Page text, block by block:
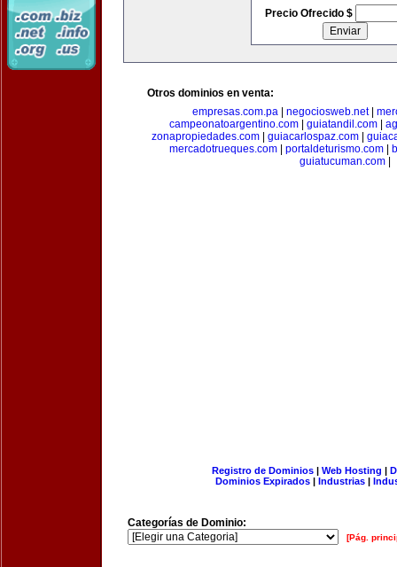
Precio Ofrecido $
Otros dominios en venta:
empresas.com.pa| negociosweb.net|
campeonatoargentino.com| guiatandil.com|
zonapropiedades.com
guiacarlospaz.com
mercadotrueques.com| portaldeturismo.com|
guiatucuman.com|
Registro de Dominios| Web Hosting |
Dominios Expirados | Industrias |
Categorías de Dominio:
[Pág.